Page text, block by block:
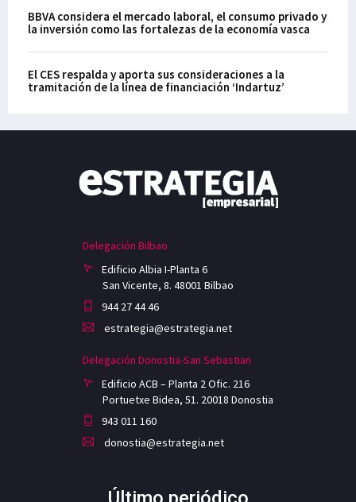
BBVA considera el mercado laboral, el consumo privado y
la inversión como las fortalezas de la economía vasca
El CES respalda y aporta sus consideraciones a la
tramitación de la línea de financiación ‘Indartuz’
Delegación Bilbao
Edificio Albia I-Planta 6
San Vicente, 8. 48001 Bilbao
944 27 44 46
estrategia@estrategia.net
Delegación Donostia-San Sebastian
Edificio ACB – Planta 2 Ofic. 216
Portuetxe Bidea, 51. 20018 Donostia
943 011 160
donostia@estrategia.net